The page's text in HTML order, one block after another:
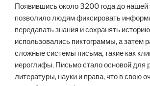
Появившись около 3200 года до нашей
позволило людям фиксировать
передавать знания и сохранять
использовались пиктограммы, а затем
сложные системы письма, такие как
иероглифы. Письмо стало основой для
литературы, науки и права, что в свою